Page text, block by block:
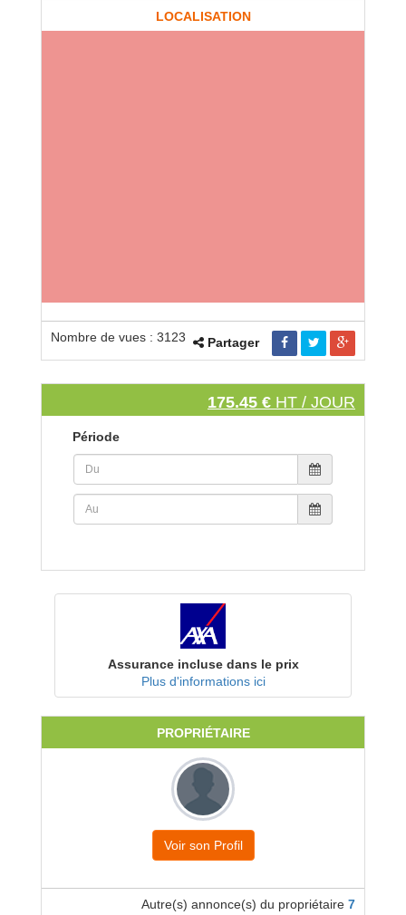
LOCALISATION
Nombre de vues : 3123 Partager
175.45 € HT / JOUR
Période
Assurance incluse dans le prix
Plus d'informations ici
PROPRIÉTAIRE
Voir son Profil
Autre(s) annonce(s) du propriétaire 7